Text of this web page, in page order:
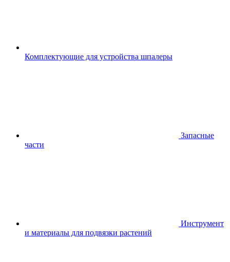
Комплектующие для устройства шпалеры
Запасные
части
Инструмент
и материалы для подвязки растений